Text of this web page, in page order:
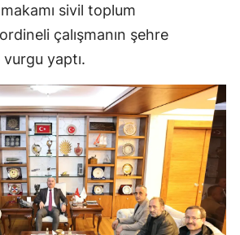
Sakarya
Samsun
Sinop
Sivas
Tekirdağ
Tokat
sivil toplum
çalışmanın şehre
yaptı.